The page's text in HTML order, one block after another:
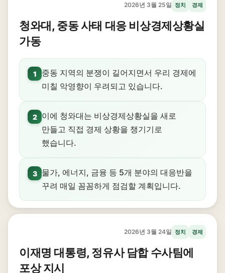
2026년 3월 25일 정치 경제
청와대, 중동 사태 대응 비상경제상황실
가동
1
중동 지역의 분쟁이 길어지면서 우리 경제에
미칠 악영향이 우려되고 있습니다.
2
이에 청와대는 비상경제상황실을 새로
만들고 직접 경제 상황을 챙기기로
했습니다.
3
물가, 에너지, 금융 등 5개 분야의 대응반을
꾸려 매일 꼼꼼하게 점검할 계획입니다.
2026년 3월 24일 정치 경제
이재명 대통령, 정유사 담합 수사팀에
포상 지시